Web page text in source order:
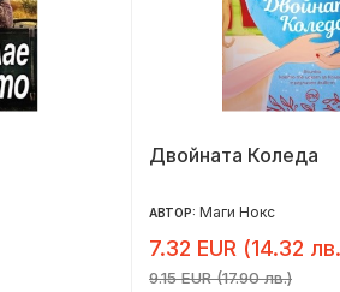
Двойната Коледа
АВТОР: Маги Нокс
7.32 EUR (14.32
9.15 EUR (17.90 лв.)